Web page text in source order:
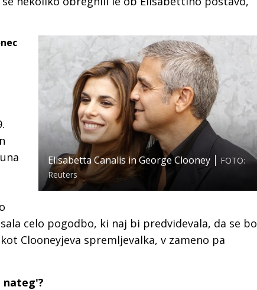
Elisabetta Canalis in George Clooney
FOTO:
Reuters
celo pogodbo, ki naj bi predvidevala, da se bo
Clooneyjeva spremljevalka, v zameno pa
nateg'?